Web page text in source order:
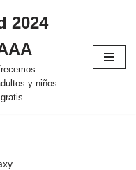
2024
y niños.